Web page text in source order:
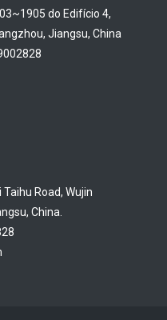
do Edifício 4,
Jiangsu, China
Taihu Road, Wujin
China.